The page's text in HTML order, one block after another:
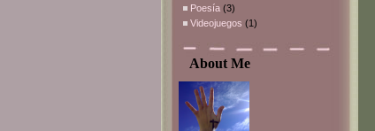
Poesía (3)
Videojuegos (1)
About Me